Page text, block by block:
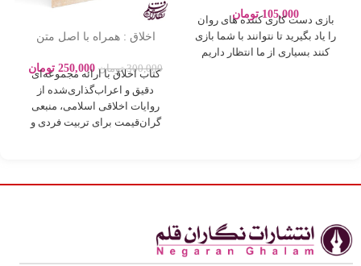
پورباقر – نشر یوشیتا
105,000 تومان
بازی دست کاری کننده های روان
را یاد بگیرید تا نتوانند با شما بازی
کنند بسیاری از ما انتظار داریم
اخلاق : همراه با اصل متن
300,000 تومان 250,000 تومان
کتاب اخلاق با ارائه مجموعه‌ای
دقیق و اعراب‌گذاری‌شده از
روایات اخلاقی اسلامی، منبعی
گران‌قیمت برای تربیت فردی و